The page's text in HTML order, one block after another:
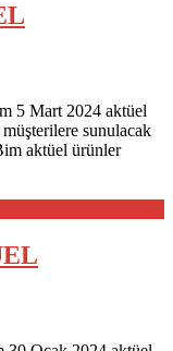
5 Mart 2024 aktüel
sunulacak
aktüel ürünler